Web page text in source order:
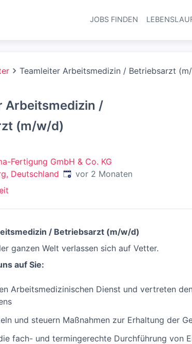
JOBS FINDEN
Teamleiter Arbeitsmedizin / Betriebsarzt
Arbeitsmedizin /
(m/w/d)
Fertigung GmbH & Co. KG
Deutschland Veröffentlicht:
vor 2 Monaten
/ Betriebsarzt (m/w/d)
ganzen Welt verlassen sich auf Vetter.
auf Sie:
Arbeitsmedizinischen Dienst und vertreten
und steuern Maßnahmen zur Erhaltung der
fach- und termingerechte Durchführung von